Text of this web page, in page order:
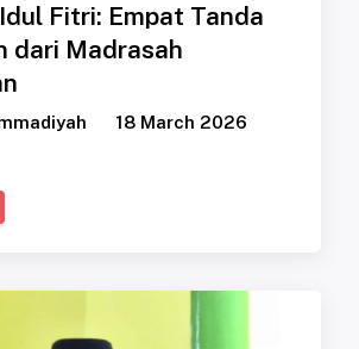
Fitri: Empat Tanda
dari Madrasah
18 March 2026